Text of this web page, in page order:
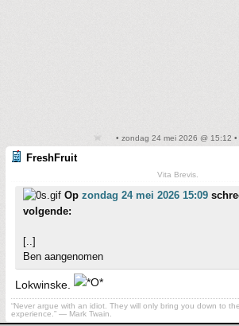
• zondag 24 mei 2026 @ 15:12 •
FreshFruit
Vita Brevis.
Op zondag 24 mei 2026 15:09
volgende:
[..]
Ben aangenomen
Lokwinske.
“Never argue with an idiot. They will only bring you down to
experience.” ― Mark Twain.